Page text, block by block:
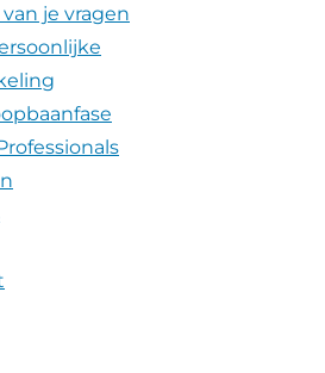
je vragen